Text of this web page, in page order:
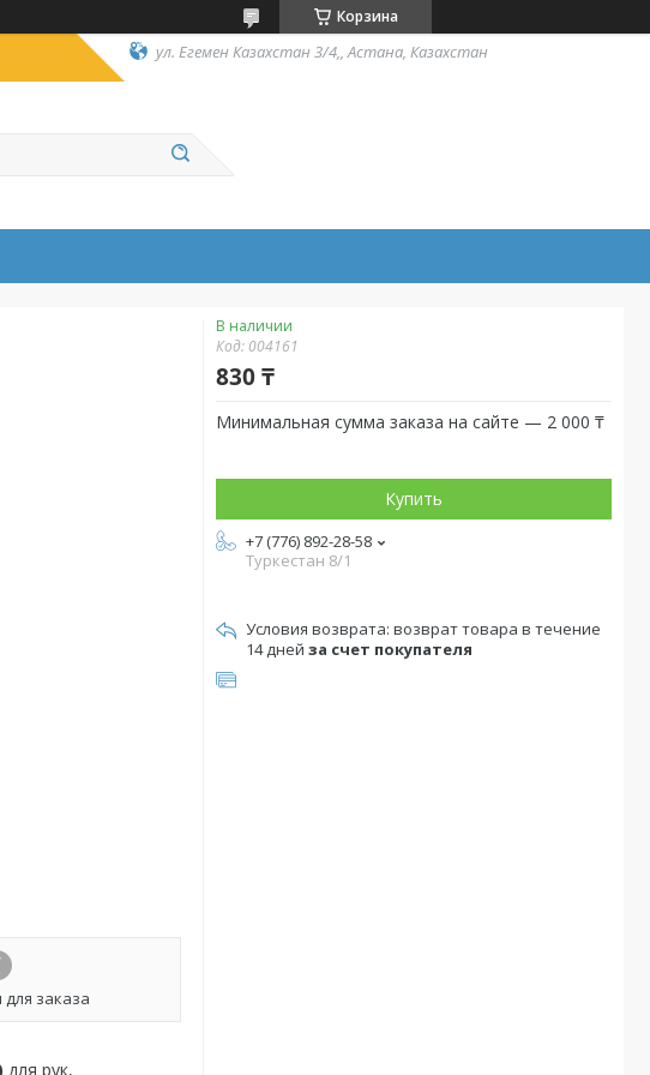
Корзина
ул. Егемен Казахстан 3/4,, Астана, Казахстан
заказа
для рук,
В наличии
Код: 004161
830 ₸
Минимальная сумма заказа на сайте — 2 000 ₸
Купить
+7 (776) 892-28-58
Туркестан 8/1
возврат товара в течение
14 дней за счет покупателя